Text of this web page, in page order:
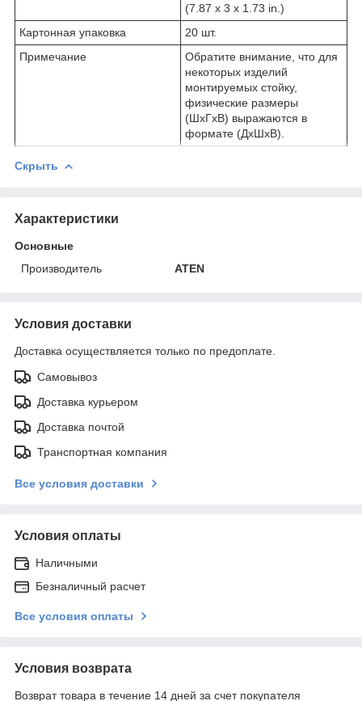
(7.87 x 3 x 1.73 in.)
Картонная упаковка
20 шт.
Примечание
Обратите внимание, что для
некоторых изделий
монтируемых стойку,
физические размеры
(ШxГxВ) выражаются в
формате (ДxШxВ).
Скрыть
Характеристики
Основные
Производитель
ATEN
Условия доставки
Доставка осуществляется только по предоплате.
Самовывоз
Доставка курьером
Доставка почтой
Транспортная компания
Все условия доставки
Условия оплаты
Наличными
Безналичный расчет
Все условия оплаты
Условия возврата
Возврат товара в течение 14 дней за счет покупателя